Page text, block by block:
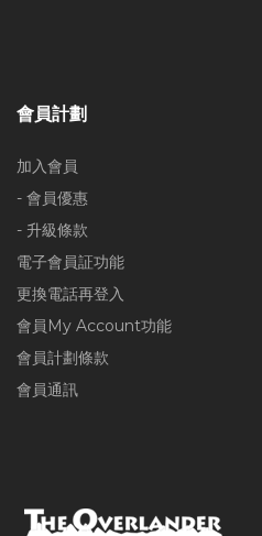
會員計劃
加入會員
- 會員優惠
- 升級條款
電子會員証功能
更換電話再登入
會員My Account功能
會員計劃條款
會員通訊